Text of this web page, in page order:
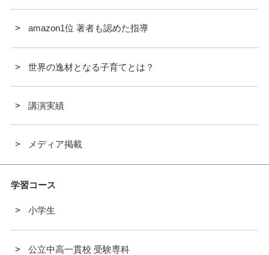
amazon1位 著者も認めた指導
世界の逸材となる子育てとは？
講演実績
メディア掲載
学習コース
小学生
公立中高一貫校 受験専科